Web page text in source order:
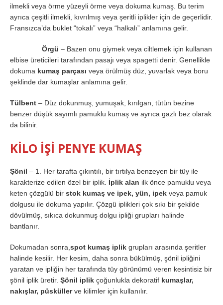
ilmekli veya örme yüzeyli örme veya dokuma kumaş. Bu terim
ayrıca çeşitli ilmekli, kıvrılmış veya şeritli iplikler için de geçerlidir.
Fransızca’da buklet “tokalı” veya “halkalı” anlamına gelir.
Örgü – Bazen onu giymek veya ciltlemek için kullanan
elbise üreticileri tarafından pasajı veya spagetti denir. Genellikle
dokuma kumaş parçası veya örülmüş düz, yuvarlak veya boru
şeklinde dar kumaşlar anlamına gelir.
Tülbent – Düz dokunmuş, yumuşak, kırılgan, tütün bezine
benzer düşük sayımlı pamuklu kumaş ve ayrıca gazlı bez olarak
da bilinir.
KİLO İŞİ PENYE KUMAŞ
Şönil – 1. Her tarafta çıkıntılı, bir tırtılya benzeyen bir tüy ile
karakterize edilen özel bir iplik. İplik alan ilk önce pamuklu veya
keten çözgülü bir stok kumaş ve ipek, yün, ipek veya pamuk
dolgusu ile dokuma yapılır. Çözgü iplikleri çok sıkı bir şekilde
dövülmüş, sıkıca dokunmuş dolgu ipliği grupları halinde
bantlanır.
Dokumadan sonra, spot kumaş iplik grupları arasında şeritler
halinde kesilir. Her kesim, daha sonra bükülmüş, şönil ipliğini
yaratan ve ipliğin her tarafında tüy görünümü veren kesintisiz bir
şönil iplik üretir. Şönil iplik çoğunlukla dekoratif kumaşlar,
nakışlar, püsküllerve kilimler için kullanılır.